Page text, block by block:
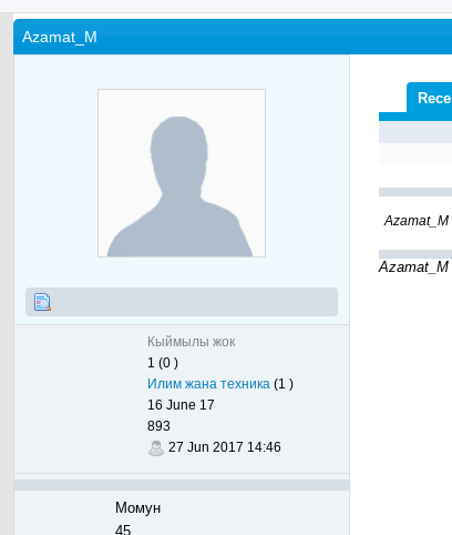
Azamat_M
Кыймылы жок
1 (0 )
Илим жана техника (1 )
16 June 17
893
27 Jun 2017 14:46
Момун
45
Azamat_M
Azamat_M